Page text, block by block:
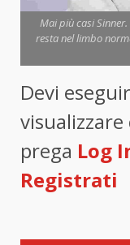
Mai più casi Sinner.
resta nel limbo
Devi
prega Log
Registrati